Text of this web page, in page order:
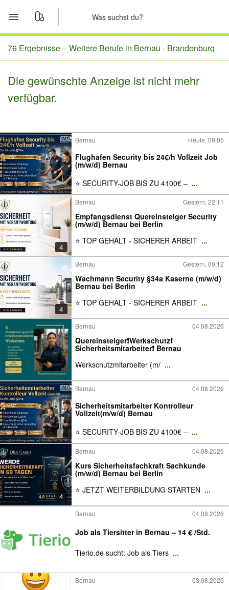
Start
Nachrichten
76 Ergebnisse –Weitere Berufe in Bernau - Brandenburg
Die gewünschte Anzeige ist nicht mehr
verfügbar.
Bernau Heute, 09:05
Flughafen Security bis 24€/h Vollzeit Job
(m/w/d) Bernau
⭐ SECURITY-JOB BIS ZU 4100€ – ...
4
Bernau Gestern, 22:11
Empfangsdienst Quereinsteiger Security
(m/w/d) Bernau bei Berlin
⭐ TOP GEHALT - SICHERER ARBEIT ...
4
Bernau Gestern, 00:12
Wachmann Security §34a Kaserne (m/w/d)
Bernau bei Berlin
⭐ TOP GEHALT - SICHERER ARBEIT ...
Bernau 04.08.2026
Quereinsteiger❗Werkschutz❗
Sicherheitsmitarbeiter❗ Bernau
Werkschutzmitarbeiter (m/ ...
Bernau 04.08.2026
Sicherheitsmitarbeiter Kontrolleur
Vollzeit(m/w/d) Bernau
⭐ SECURITY-JOB BIS ZU 4100€ – ...
4
Bernau 04.08.2026
Kurs Sicherheitsfachkraft Sachkunde
(m/w/d) Bernau bei Berlin
⭐ JETZT WEITERBILDUNG STARTEN ...
Bernau 04.08.2026
Job als Tiersitter in Bernau – 14 € /Std.
Tierio.de sucht: Job als Tiers ...
Bernau 03.08.2026